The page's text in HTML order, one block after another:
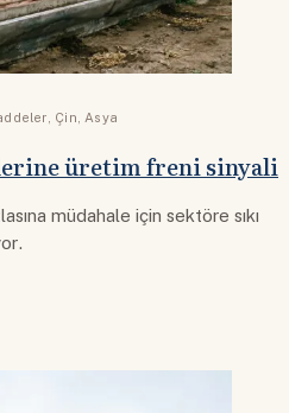
, Çin,Asya
üretim freni sinyali
müdahale için sektöre sıkı